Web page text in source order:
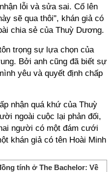
lỗi và sửa sai. Cố lên
sẽ qua thôi", khán giả có
chia sẻ của Thuỳ Dương.
trọng sự lựa chọn của
Bởi anh cũng đã biết sự
yêu và quyết định chấp
nhận quá khứ của Thuỳ
ngoài cuộc lại phản đối,
người có một đám cưới
khán giả có tên Hoài Minh
tính ở The Bachelor: Về